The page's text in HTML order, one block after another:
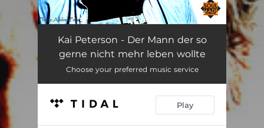
Der Mann der so gerne nicht mehr leben wollte 04:35
Kai Peterson - Der Mann der so
gerne nicht mehr leben wollte
Choose your preferred music service
Play